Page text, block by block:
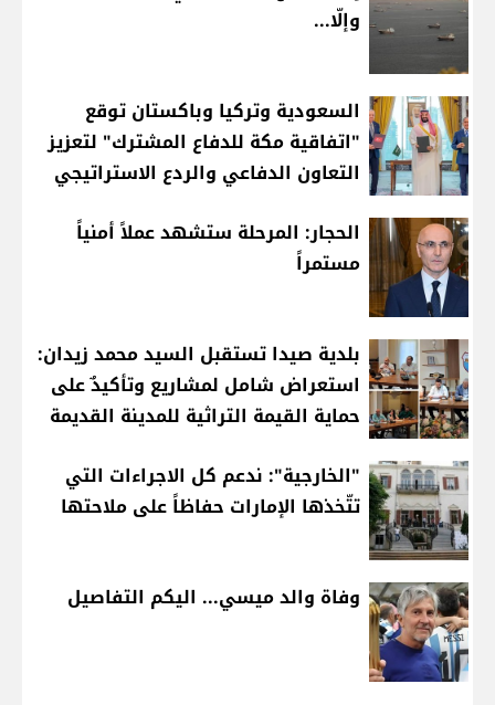
وإلّا...
السعودية وتركيا وباكستان توقع
"اتفاقية مكة للدفاع المشترك" لتعزيز
التعاون الدفاعي والردع الاستراتيجي
الحجار: المرحلة ستشهد عملاً أمنياً
مستمراً
بلدية صيدا تستقبل السيد محمد زيدان:
استعراض شامل لمشاريع وتأكيدٌ على
حماية القيمة التراثية للمدينة القديمة
"الخارجية": ندعم كل الاجراءات التي
تتّخذها الإمارات حفاظاً على ملاحتها
وفاة والد ميسي... اليكم التفاصيل